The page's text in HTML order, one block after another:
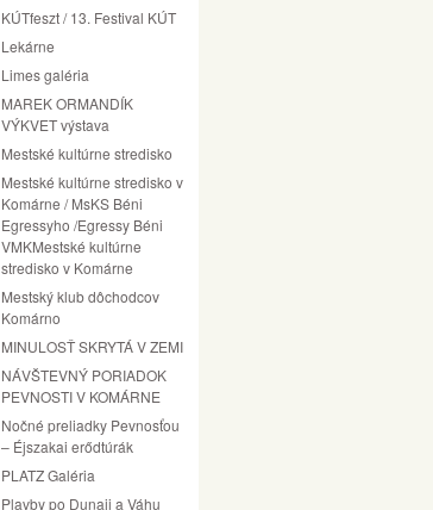
KÚTfeszt / 13. Festival KÚT
Lekárne
Limes galéria
MAREK ORMANDÍK
VÝKVET výstava
Mestské kultúrne stredisko
Mestské kultúrne stredisko v
Komárne / MsKS Béni
Egressyho /Egressy Béni
VMKMestské kultúrne
stredisko v Komárne
Mestský klub dôchodcov
Komárno
MINULOSŤ SKRYTÁ V ZEMI
NÁVŠTEVNÝ PORIADOK
PEVNOSTI V KOMÁRNE
Nočné preliadky Pevnosťou
– Éjszakai erődtúrák
PLATZ Galéria
Plavby po Dunaji a Váhu